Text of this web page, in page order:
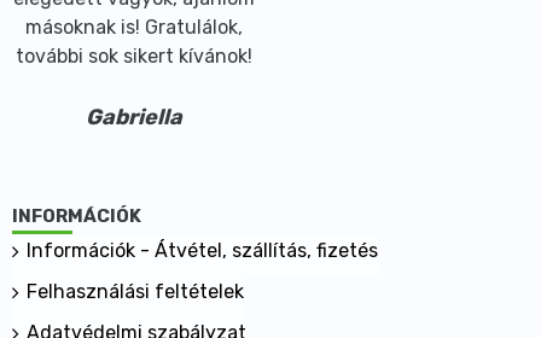
másoknak is! Gratulálok,
további sok sikert kívánok!
Gabriella
INFORMÁCIÓK
Információk - Átvétel, szállítás, fizetés
Felhasználási feltételek
Adatvédelmi szabályzat